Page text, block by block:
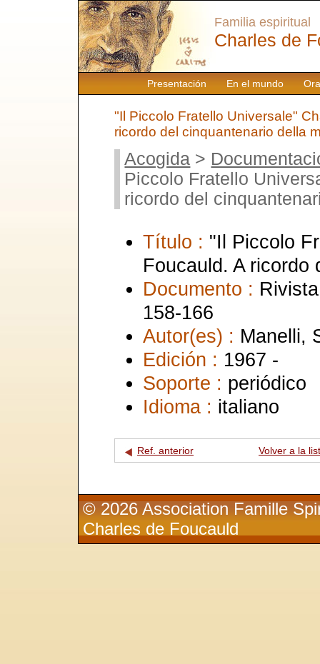
Presentación En el mundo
Familia espiritual
Charles de
"Il Piccolo Fratello Universale"
ricordo del cinquantenario della
Acogida >
Piccolo Fratello
ricordo del
Título : "Il Piccolo
Foucauld. A ricordo
Documento :
158-166
Autor(es) : Manelli,
Edición : 1967 -
Soporte : periódico
Idioma : italiano
Ref. anterior Volver a la
© 2026 Association Famille
Charles de Foucauld